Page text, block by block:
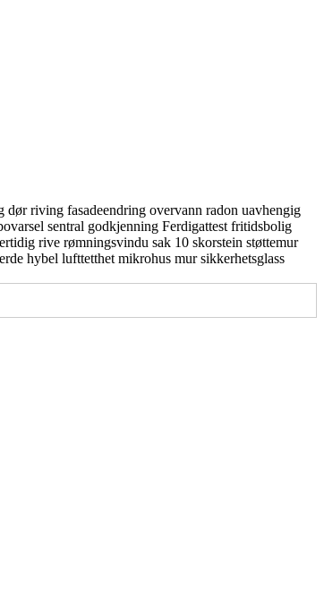
dørriving fasadeendring overvann radon uavhengig
sentral godkjenning Ferdigattest fritidsbolig
rive rømningsvindu sak 10 skorstein støttemur
hybel lufttetthet mikrohus mursikkerhetsglass